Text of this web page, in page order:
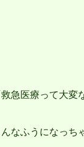
医療って大
ふうになっち